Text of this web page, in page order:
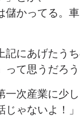
儲かってる。
記にあげたう
って思うだろ
一次産業に少
じゃないよ！